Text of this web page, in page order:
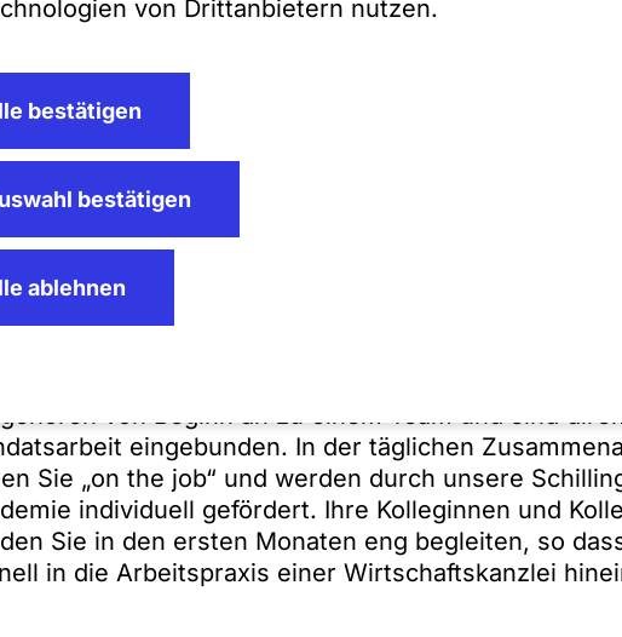
von Drittanbietern nutzen.
bestätigen
bestätigen
ablehnen
bei SZA Schilling,
von Beginn an zu einem Team und sind
eingebunden. In der täglichen
Sie „on the job“ und werden durch unsere
individuell gefördert. Ihre Kolleginnen und
Sie in den ersten Monaten eng begleiten, so
in die Arbeitspraxis einer Wirtschaftskanzlei